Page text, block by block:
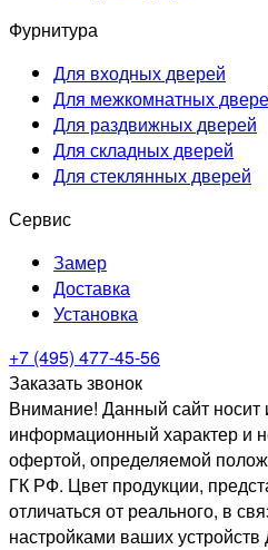
Фурнитура
Для входных дверей
Для межкомнатных
Для раздвижных дверей
Для складных дверей
Для стеклянных дверей
Сервис
Замер
Доставка
Установка
+7 (495) 477-45-56
Заказать звонок
Внимание! Данный сайт носит
информационный характер и
офертой, определяемой
ГК РФ. Цвет продукции,
отличаться от реального, в
настройками ваших